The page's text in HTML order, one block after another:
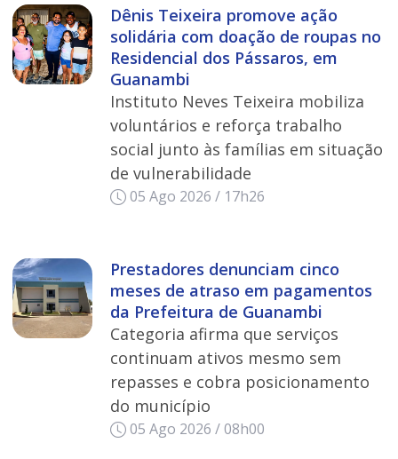
Dênis Teixeira promove ação
solidária com doação de roupas no
Residencial dos Pássaros, em
Guanambi
Instituto Neves Teixeira mobiliza
voluntários e reforça trabalho
social junto às famílias em situação
de vulnerabilidade
05 Ago 2026 / 17h26
Prestadores denunciam cinco
meses de atraso em pagamentos
da Prefeitura de Guanambi
Categoria afirma que serviços
continuam ativos mesmo sem
repasses e cobra posicionamento
do município
05 Ago 2026 / 08h00